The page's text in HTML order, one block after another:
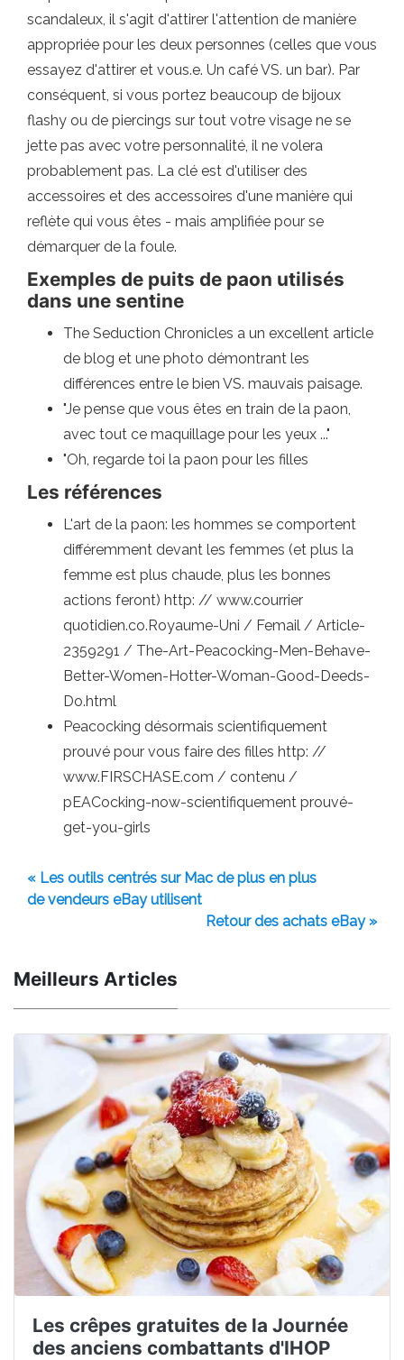
scandaleux, il s'agit d'attirer l'attention de manière
appropriée pour les deux personnes (celles que vous
essayez d'attirer et vous.e. Un café VS. un bar). Par
conséquent, si vous portez beaucoup de bijoux
flashy ou de piercings sur tout votre visage ne se
jette pas avec votre personnalité, il ne volera
probablement pas. La clé est d'utiliser des
accessoires et des accessoires d'une manière qui
reflète qui vous êtes - mais amplifiée pour se
démarquer de la foule.
Exemples de puits de paon utilisés
dans une sentine
The Seduction Chronicles a un excellent article
de blog et une photo démontrant les
différences entre le bien VS. mauvais paisage.
"Je pense que vous êtes en train de la paon,
avec tout ce maquillage pour les yeux ..."
"Oh, regarde toi la paon pour les filles
Les références
L'art de la paon: les hommes se comportent
différemment devant les femmes (et plus la
femme est plus chaude, plus les bonnes
actions feront) http: // www.courrier
quotidien.co.Royaume-Uni / Femail / Article-
2359291 / The-Art-Peacocking-Men-Behave-
Better-Women-Hotter-Woman-Good-Deeds-
Do.html
Peacocking désormais scientifiquement
prouvé pour vous faire des filles http: //
www.FIRSCHASE.com / contenu /
pEACocking-now-scientifiquement prouvé-
get-you-girls
« Les outils centrés sur Mac de plus en plus
de vendeurs eBay utilisent
Retour des achats eBay »
Meilleurs Articles
Les crêpes gratuites de la Journée
des anciens combattants d'IHOP